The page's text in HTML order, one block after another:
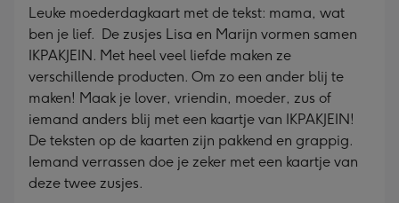
Leuke moederdagkaart met de tekst: mama, wat
ben je lief. De zusjes Lisa en Marijn vormen samen
IKPAKJEIN. Met heel veel liefde maken ze
verschillende producten. Om zo een ander blij te
maken! Maak je lover, vriendin, moeder, zus of
iemand anders blij met een kaartje van IKPAKJEIN!
De teksten op de kaarten zijn pakkend en grappig.
Iemand verrassen doe je zeker met een kaartje van
deze twee zusjes.